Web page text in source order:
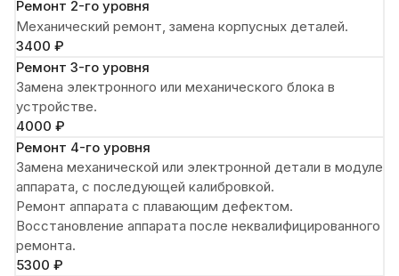
Ремонт 2-го уровня
Механический ремонт, замена корпусных деталей.
3400 ₽
Ремонт 3-го уровня
Замена электронного или механического блока в
устройстве.
4000 ₽
Ремонт 4-го уровня
Замена механической или электронной детали в модуле
аппарата, с последующей калибровкой.
Ремонт аппарата с плавающим дефектом.
Восстановление аппарата после неквалифицированного
ремонта.
5300 ₽